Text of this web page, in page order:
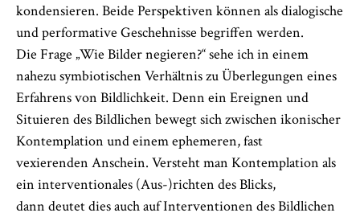
kondensieren. Beide Perspektiven können als dialogische
und performative Geschehnisse begriffen werden.
Die Frage „Wie Bilder negieren?“ sehe ich in einem
nahezu symbiotischen Verhältnis zu Überlegungen eines
Erfahrens von Bildlichkeit. Denn ein Ereignen und
Situieren des Bildlichen bewegt sich zwischen ikonischer
Kontemplation und einem ephemeren, fast
vexierenden Anschein. Versteht man Kontemplation als
ein interventionales (Aus-)richten des Blicks,
dann deutet dies auch auf Interventionen des Bildlichen